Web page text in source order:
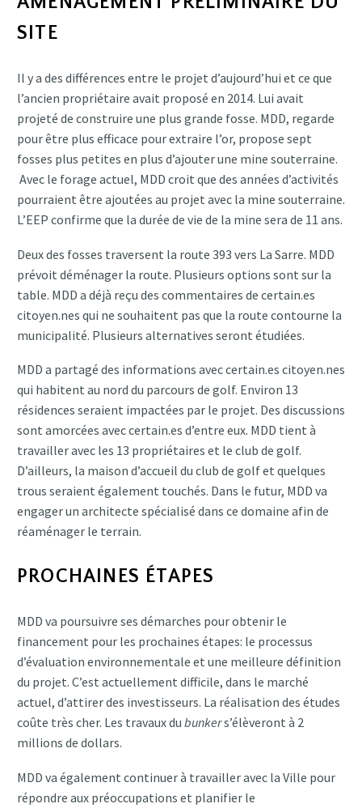
SITE
Il y a des différences entre le projet d’aujourd’hui et ce que
l’ancien propriétaire avait proposé en 2014. Lui avait
projeté de construire une plus grande fosse. MDD, regarde
pour être plus efficace pour extraire l’or, propose sept
fosses plus petites en plus d’ajouter une mine souterraine.
Avec le forage actuel, MDD croit que des années d’activités
pourraient être ajoutées au projet avec la mine souterraine.
L’EEP confirme que la durée de vie de la mine sera de 11 ans.
Deux des fosses traversent la route 393 vers La Sarre. MDD
prévoit déménager la route. Plusieurs options sont sur la
table. MDD a déjà reçu des commentaires de certain.es
citoyen.nes qui ne souhaitent pas que la route contourne la
municipalité. Plusieurs alternatives seront étudiées.
MDD a partagé des informations avec certain.es citoyen.nes
qui habitent au nord du parcours de golf. Environ 13
résidences seraient impactées par le projet. Des discussions
sont amorcées avec certain.es d’entre eux. MDD tient à
travailler avec les 13 propriétaires et le club de golf.
D’ailleurs, la maison d’accueil du club de golf et quelques
trous seraient également touchés. Dans le futur, MDD va
engager un architecte spécialisé dans ce domaine afin de
réaménager le terrain.
PROCHAINES ÉTAPES
MDD va poursuivre ses démarches pour obtenir le
financement pour les prochaines étapes: le processus
d’évaluation environnementale et une meilleure définition
du projet. C’est actuellement difficile, dans le marché
actuel, d’attirer des investisseurs. La réalisation des études
coûte très cher. Les travaux du bunkers’élèveront à 2
millions de dollars.
MDD va également continuer à travailler avec la Ville pour
répondre aux préoccupations et planifier le